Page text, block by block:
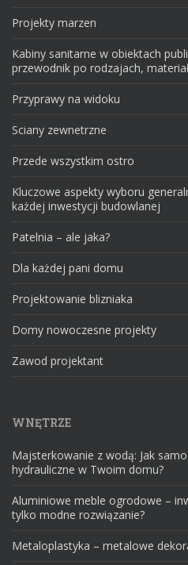
Projekty marzen
Kabiny sanitarne w obiektach
przewodnik po rodzajach,
Przyprawy na widoku
Sciany zewnetrzne
Przede wszystkim ostro
Kluczowe aspekty wyboru
każdej inwestycji budowlanej
Patelnia – ale jaka?
Dla każdej pani domu
Projektowanie blizniaka
Domy nowoczesne projekty
Zawod projektant
WNĘTRZE
Majsterkowanie z wodą: Jak
hydrauliczne w Twoim domu?
Aluminiowe meble ogrodowe –
tylko modne rozwiązanie?
Metaloplastyka – metalowe